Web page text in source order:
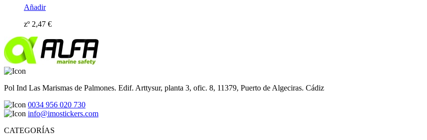
Añadir
zº 2,47 €
Pol Ind Las Marismas de Palmones. Edif. Arttysur, planta 3, ofic. 8, 11379, Puerto de Algeciras. Cádiz
0034 956 020 730
info@imostickers.com
CATEGORÍAS